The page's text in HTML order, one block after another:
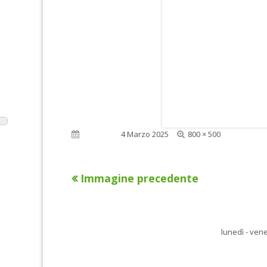
Pubblicato4 Marzo 2025
Dimensione
800 × 500
Immagine precedente
lunedì -